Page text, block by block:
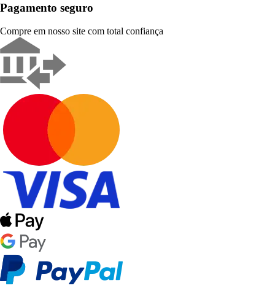
Pagamento seguro
Compre em nosso site com total confiança